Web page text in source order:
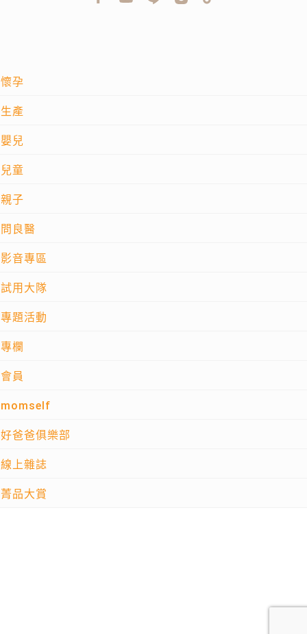
懷孕
生產
嬰兒
兒童
親子
問良醫
影音專區
試用大隊
專題活動
專欄
會員
momself
好爸爸俱樂部
線上雜誌
菁品大賞